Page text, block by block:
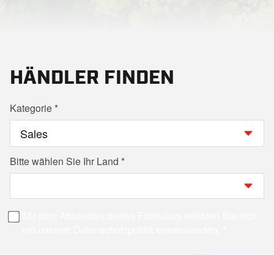
HÄNDLER FINDEN
Kategorie
Bitte wählen Sie Ihr Land